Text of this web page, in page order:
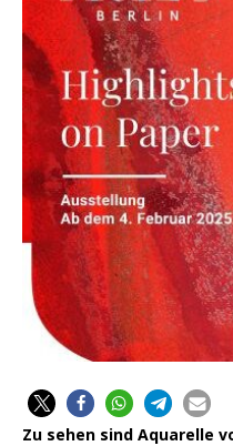
Zu sehen sind Aquarelle